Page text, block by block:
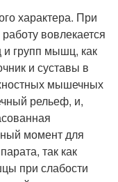
характера. При
вовлекается
групп мышц, как
и суставы в
мышечных
рельеф, и,
момент для
так как
при слабости